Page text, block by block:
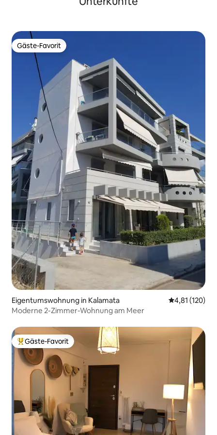
Gäste-Favorit
Gäste-Favorit
Eigentumswohnung in Kalamata
4,81 (120)
Moderne 2-Zimmer-Wohnung am Meer
Beliebter Gäste-Favorit.
Gäste-Favorit